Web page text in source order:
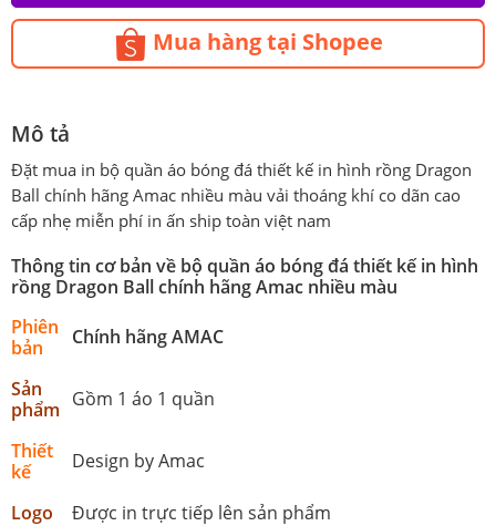
Mua hàng tại Shopee
Mô tả
Đặt mua in bộ quần áo bóng đá thiết kế in hình rồng Dragon
Ball chính hãng Amac nhiều màu vải thoáng khí co dãn cao
cấp nhẹ miễn phí in ấn ship toàn việt nam
Thông tin cơ bản về bộ quần áo bóng đá thiết kế in hình
rồng Dragon Ball chính hãng Amac nhiều màu
Phiên
bản
Chính hãng AMAC
Sản
phẩm Gồm 1 áo 1 quần
Thiết
kế
Design by Amac
Logo
Được in trực tiếp lên sản phẩm